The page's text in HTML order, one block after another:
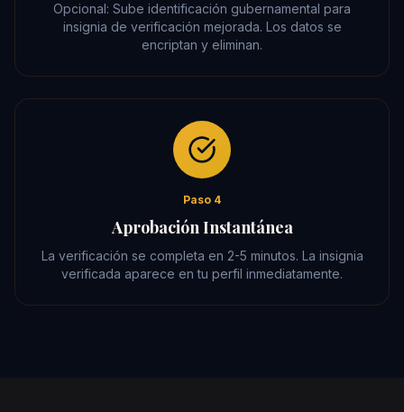
Opcional: Sube identificación gubernamental para
insignia de verificación mejorada. Los datos se
encriptan y eliminan.
Paso 4
Aprobación Instantánea
La verificación se completa en 2-5 minutos. La insignia
verificada aparece en tu perfil inmediatamente.